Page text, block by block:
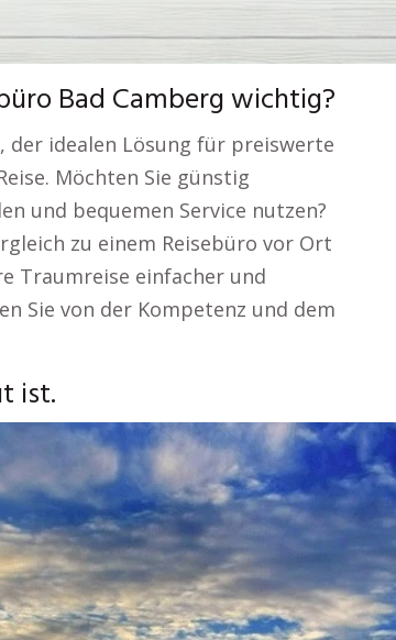
Bad Camberg wichtig?
der idealen Lösung für preiswerte
Möchten Sie günstig
und bequemen Service nutzen?
zu einem Reisebüro vor Ort
Traumreise einfacher und
Sie von der Kompetenz und dem
ist.